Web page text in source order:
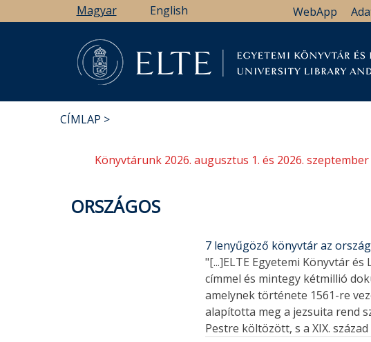
a
Magyar English WebApp
CÍMLAP
Könyvtárunk 2026. augusztus 1. és 2026.
ORSZÁGOS
7 lenyűgöző könyvtár az
"[...]ELTE Egyetemi Könyvtár
címmel és mintegy kétmillió
amelynek története 1561-re
alapította meg a jezsuita rend
Pestre költözött, s a XIX.